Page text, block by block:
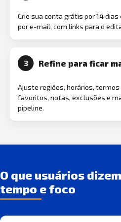
Crie sua conta grátis por 14
por e-mail, com links para o
3 Refine para ficar
Ajuste regiões, horários,
favoritos, notas, exclusões e
pipeline.
O que usuários
tempo e foco